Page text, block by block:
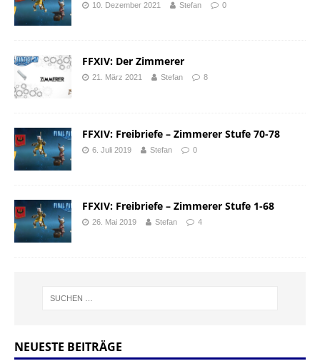
10. Dezember 2021 Stefan 0
FFXIV: Der Zimmerer
21. März 2021 Stefan 8
FFXIV: Freibriefe – Zimmerer Stufe 70-78
6. Juli 2019 Stefan 0
FFXIV: Freibriefe – Zimmerer Stufe 1-68
26. Mai 2019 Stefan 4
NEUESTE BEITRÄGE